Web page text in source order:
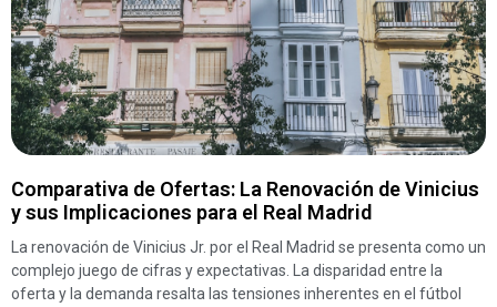
Comparativa de Ofertas: La Renovación de Vinicius
y sus Implicaciones para el Real Madrid
La renovación de Vinicius Jr. por el Real Madrid se presenta como un
complejo juego de cifras y expectativas. La disparidad entre la
oferta y la demanda resalta las tensiones inherentes en el fútbol